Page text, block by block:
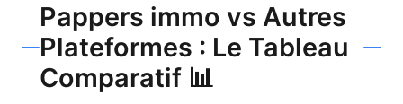
Pappers immo vs Autres
Plateformes : Le Tableau
Comparatif 📊